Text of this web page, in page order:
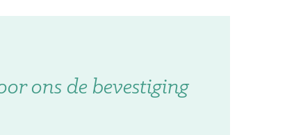
ons de bevestiging